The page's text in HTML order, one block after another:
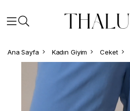
Ana Sayfa Kadın Giyim Ceket